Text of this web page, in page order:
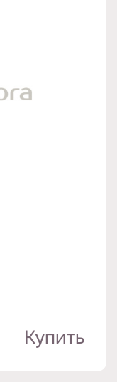
Купить